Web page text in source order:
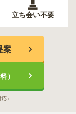
立ち会い不要
案
）
）